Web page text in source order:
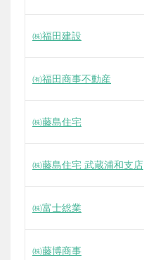
㈱福田建設
㈲福田商事不動産
㈱藤島住宅
㈱藤島住宅 武蔵浦和支店
㈱富士総業
㈱藤博商事